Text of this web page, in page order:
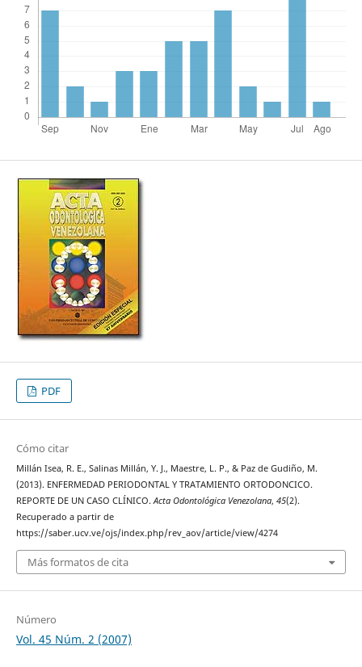
PDF
Cómo citar
Millán Isea, R. E., Salinas Millán, Y. J., Maestre, L. P., & Paz de Gudiño, M.
(2013). ENFERMEDAD PERIODONTAL Y TRATAMIENTO ORTODONCICO.
REPORTE DE UN CASO CLÍNICO.Acta Odontológica Venezolana, 45(2).
Recuperado a partir de
https://saber.ucv.ve/ojs/index.php/rev_aov/article/view/4274
Más formatos de cita
Número
Vol. 45 Núm. 2 (2007)